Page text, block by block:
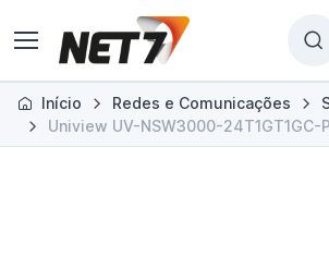
Início Redes e Comunicações
Uniview UV-NSW3000-24T1GT1GC-